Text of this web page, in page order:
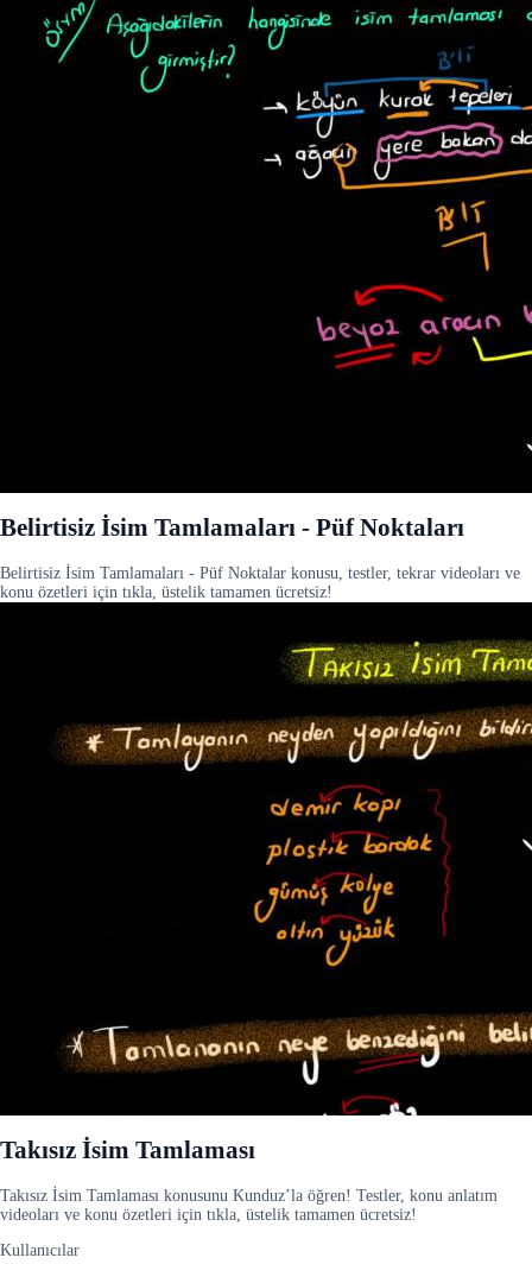
Belirtisiz İsim Tamlamaları - Püf Noktaları
Belirtisiz İsim Tamlamaları - Püf Noktalar konusu, testler, tekrar videoları ve
konu özetleri için tıkla, üstelik tamamen ücretsiz!
Takısız İsim Tamlaması
Takısız İsim Tamlaması konusunu Kunduz’la öğren! Testler, konu anlatım
videoları ve konu özetleri için tıkla, üstelik tamamen ücretsiz!
Kullanıcılar